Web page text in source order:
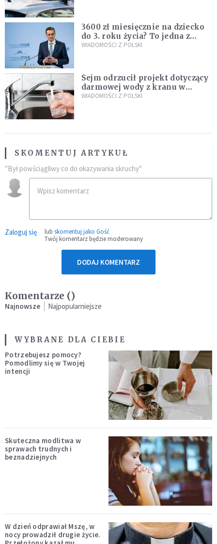
3600 zł miesięcznie na dziecko
do 3. roku życia? To jedna z
propozycji programu "Rozwój
WIADOMOŚCI Z POLSKI
Sejm odrzucił projekt dotyczący
darmowej wody z kranu w
restauracjach
WIADOMOŚCI Z POLSKI
SKOMENTUJ ARTYKUŁ
"Był powściągliwy co do okazywania skruchy"
Zaloguj się lub skomentuj jako Gość
Twój komentarz będzie moderowany
DODAJ KOMENTARZ
Komentarze ()
Najnowsze Najpopularniejsze
WYBRANE DLA CIEBIE
Potrzebujesz pomocy?
Pomodlimy się w Twojej
intencji
Skuteczna modlitwa w
sprawach trudnych i
beznadziejnych
W dzień odprawiał Mszę, w
nocy prowadził drugie życie.